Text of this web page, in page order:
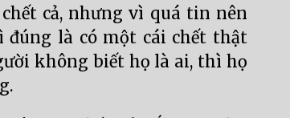
cả, nhưng vì quá tin nên
đúng là có một cái chết thật
không biết họ là ai, thì họ